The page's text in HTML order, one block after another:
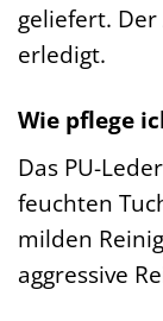
geliefert.
erledigt.
Wie pflege
Das PU-
feuchten
milden
aggressive